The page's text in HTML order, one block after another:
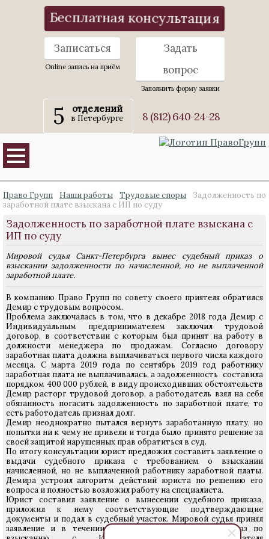
Бесплатная консультация
Записаться
Online запись на приём
Задать
вопрос
Заполнить форму заявки
5 отделений
в Петербурге 8 (812) 640-24-28
Право Групп Наши работы Трудовые споры
Задолженность по
заработной плате взыскана с ИП по суду
Задолженность по заработной плате взыскана с
ИП по суду
Мировой судья Санкт-Петербурга вынес судебный приказ о
взыскании задолженности по начисленной, но не выплаченной
заработной плате.
В компанию Право Групп по совету своего приятеля обратился
Демир с трудовым вопросом.
Проблема заключалась в том, что в декабре 2018 года Демир с
Индивидуальным предпринимателем заключил трудовой
договор, в соответствии с которым был принят на работу в
должности менеджера по продажам. Согласно договору
заработная плата должна выплачиваться первого числа каждого
месяца. С марта 2019 года по сентябрь 2019 год работнику
заработная плата не выплачивалась, а задолженность составила
порядком 400 000 рублей, в виду происходивших обстоятельств
Демир расторг трудовой договор, а работодатель взял на себя
обязанность погасить задолженность по заработной плате, то
есть работодатель признал долг.
Демир неоднократно пытался вернуть заработанную плату, но
попытки ни к чему не привели и тогда было принято решение за
своей защитой нарушенных прав обратиться в суд.
По итогу консультации юрист предложил составить заявление о
выдачи судебного приказа с требованием о взыскании
начисленной, но не выплаченной работнику заработной платы.
Демира устроил алгоритм действий юриста по решению его
вопроса и полностью возложил работу на специалиста.
Юрист составил заявление о вынесении судебного приказа,
приложил к нему соответствующие подтверждающие
документы и подал в судебный участок. Мировой судья принял
заявление и в течении 5 дней вынес судебный приказ по